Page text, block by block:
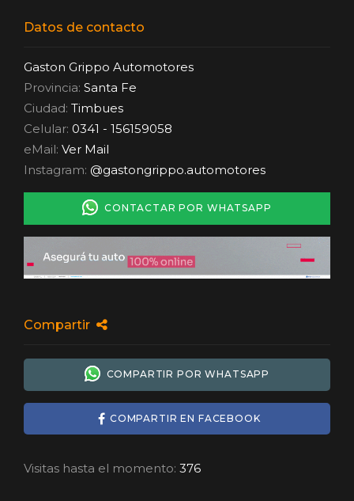
Datos de contacto
Gaston Grippo Automotores
Provincia: Santa Fe
Ciudad: Timbues
Celular: 0341 - 156159058
eMail: Ver Mail
Instagram: @gastongrippo.automotores
CONTACTAR POR WHATSAPP
Compartir
COMPARTIR POR WHATSAPP
COMPARTIR EN FACEBOOK
Visitas hasta el momento: 376